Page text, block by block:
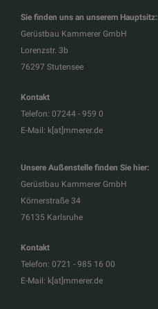
Sie finden uns an unserem Hauptsitz:
Gerüstbau Kammerer GmbH
Lorenzstr. 3b
76297 Stutensee
Kontakt
Telefon: 07244 - 959 0
E-Mail: k[at]mmerer.de
Unsere Außenstelle finden Sie hier:
Gerüstbau Kammerer GmbH
Körnerstraße 34
76135 Karlsruhe
Kontakt
Telefon: 0721 - 985 16 00
E-Mail: k[at]mmerer.de